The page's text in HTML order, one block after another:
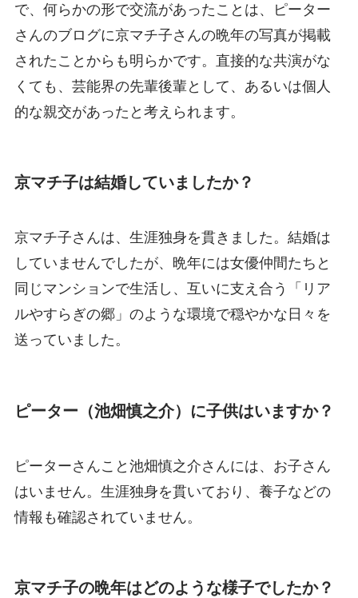
で、何らかの形で交流があったことは、ピーター
さんのブログに京マチ子さんの晩年の写真が掲載
されたことからも明らかです。直接的な共演がな
くても、芸能界の先輩後輩として、あるいは個人
的な親交があったと考えられます。
京マチ子は結婚していましたか？
京マチ子さんは、生涯独身を貫きました。結婚は
していませんでしたが、晩年には女優仲間たちと
同じマンションで生活し、互いに支え合う「リア
ルやすらぎの郷」のような環境で穏やかな日々を
送っていました。
ピーター（池畑慎之介）に子供はいますか？
ピーターさんこと池畑慎之介さんには、お子さん
はいません。生涯独身を貫いており、養子などの
情報も確認されていません。
京マチ子の晩年はどのような様子でしたか？